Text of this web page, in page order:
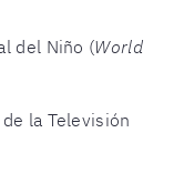
del Niño (World
la Televisión